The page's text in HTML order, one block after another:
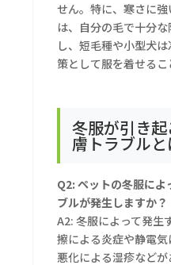
せん。特に、寒さに
は、自分の毛で十分
し、短毛種や小型犬
策として服を着せるこ
冬服が引き
膚トラブルと
Q2: ペットの冬服に
ブルが発生しますか？
A2: 冬服によって発生
擦による炎症や静電
悪化による湿疹など